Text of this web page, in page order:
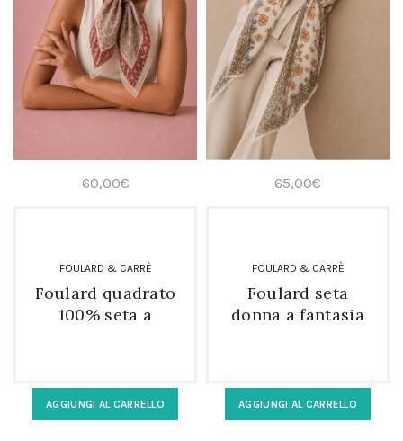
60,00€
FOULARD & CARRÈ
Foulard quadrato
100% seta a
AGGIUNGI AL CARRELLO
65,00€
FOULARD & CARRÈ
Foulard seta
donna a fantasia
AGGIUNGI AL CARRELLO